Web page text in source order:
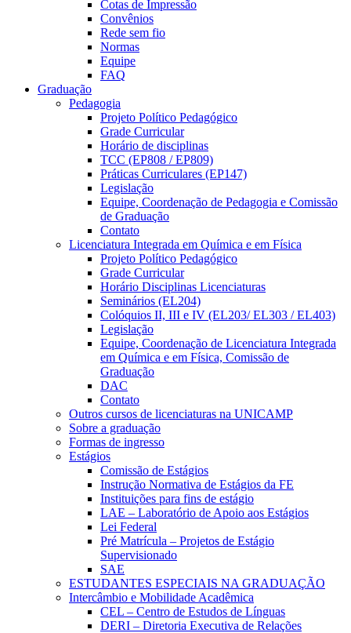
Cotas de Impressão
Convênios
Rede sem fio
Normas
Equipe
FAQ
Graduação
Pedagogia
Projeto Político Pedagógico
Grade Curricular
Horário de disciplinas
TCC (EP808 / EP809)
Práticas Curriculares (EP147)
Legislação
Equipe, Coordenação de Pedagogia e Comissão
de Graduação
Contato
Licenciatura Integrada em Química e em Física
Projeto Político Pedagógico
Grade Curricular
Horário Disciplinas Licenciaturas
Seminários (EL204)
Colóquios II, III e IV (EL203/ EL303 / EL403)
Legislação
Equipe, Coordenação de Licenciatura Integrada
em Química e em Física, Comissão de
Graduação
DAC
Contato
Outros cursos de licenciaturas na UNICAMP
Sobre a graduação
Formas de ingresso
Estágios
Comissão de Estágios
Instrução Normativa de Estágios da FE
Instituições para fins de estágio
LAE – Laboratório de Apoio aos Estágios
Lei Federal
Pré Matrícula – Projetos de Estágio
Supervisionado
SAE
ESTUDANTES ESPECIAIS NA GRADUAÇÃO
Intercâmbio e Mobilidade Acadêmica
CEL – Centro de Estudos de Línguas
DERI – Diretoria Executiva de Relações